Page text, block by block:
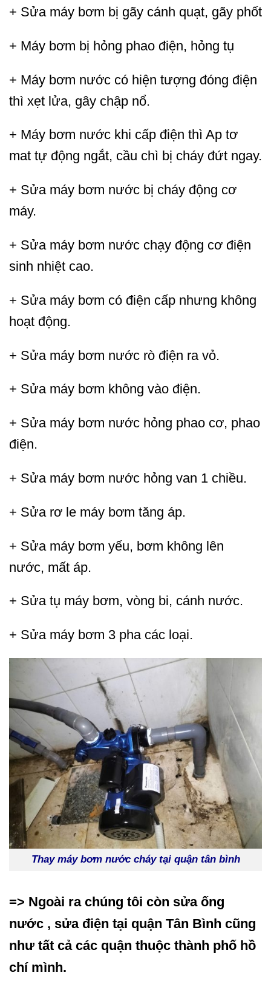
+ Sửa máy bơm bị gãy cánh quạt, gãy phốt
+ Máy bơm bị hỏng phao điện, hỏng tụ
+ Máy bơm nước có hiện tượng đóng điện
thì xẹt lửa, gây chập nổ.
+ Máy bơm nước khi cấp điện thì Ap tơ
mat tự động ngắt, cầu chì bị cháy đứt ngay.
+ Sửa máy bơm nước bị cháy động cơ
máy.
+ Sửa máy bơm nước chạy động cơ điện
sinh nhiệt cao.
+ Sửa máy bơm có điện cấp nhưng không
hoạt động.
+ Sửa máy bơm nước rò điện ra vỏ.
+ Sửa máy bơm không vào điện.
+ Sửa máy bơm nước hỏng phao cơ, phao
điện.
+ Sửa máy bơm nước hỏng van 1 chiều.
+ Sửa rơ le máy bơm tăng áp.
+ Sửa máy bơm yếu, bơm không lên
nước, mất áp.
+ Sửa tụ máy bơm, vòng bi, cánh nước.
+ Sửa máy bơm 3 pha các loại.
Thay máy bơm nước cháy tại quận tân bình
=> Ngoài ra chúng tôi còn sửa ống
nước , sửa điện tại quận Tân Bình cũng
như tất cả các quận thuộc thành phố hồ
chí mình.